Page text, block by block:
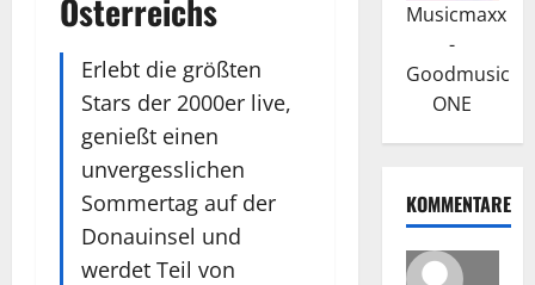
Österreichs
Erlebt die größten
Stars der 2000er live,
genießt einen
unvergesslichen
Sommertag auf der
Donauinsel und
werdet Teil von
Musicmaxx
-
Goodmusic
ONE
KOMMENTARE